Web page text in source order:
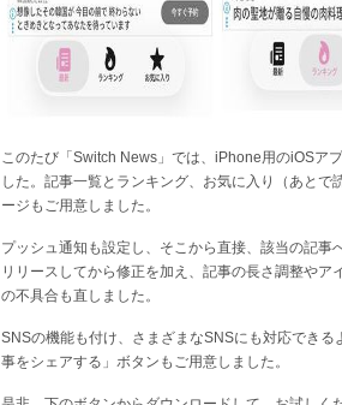
このたび「Switch News」では、iPhone用のiOSア
した。記事一覧とランキング、お気に入り（あとで
ージもご用意しました。
プッシュ通知も設定し、そこから直接、該当の記事
リリースしてから修正を加え、記事の長さ調整やア
の不具合も直しました。
SNSの機能も付け、さまざまなSNSにも対応できる
事をシェアする」ボタンもご用意しました。